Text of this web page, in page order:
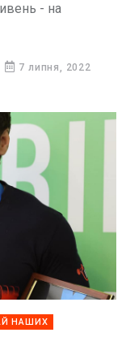
- на
7 липня, 2022
НАШИХ